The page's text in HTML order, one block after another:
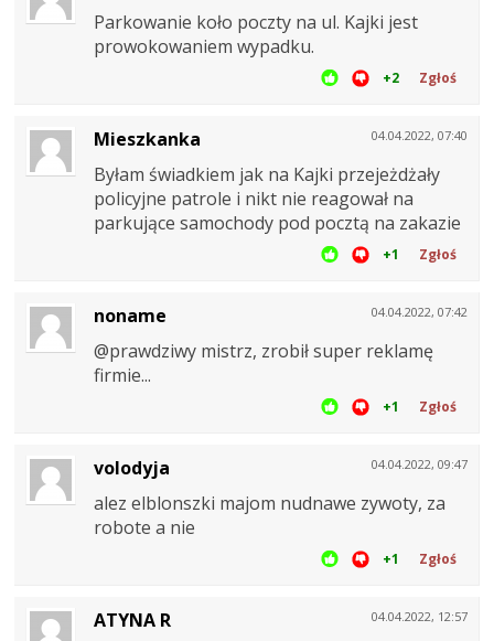
Parkowanie koło poczty na ul. Kajki jest
prowokowaniem wypadku.
+2 Zgłoś
04.04.2022, 07:40
Mieszkanka
Byłam świadkiem jak na Kajki przejeżdżały
policyjne patrole i nikt nie reagował na
parkujące samochody pod pocztą na zakazie
+1 Zgłoś
04.04.2022, 07:42
noname
@prawdziwy mistrz, zrobił super reklamę
firmie...
+1 Zgłoś
04.04.2022, 09:47
volodyja
alez elblonszki majom nudnawe zywoty, za
robote a nie
+1 Zgłoś
04.04.2022, 12:57
ATYNA R